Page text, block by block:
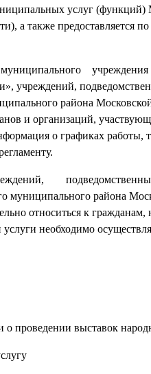
услуг (функций)
а также предоставляется
учреждения
учреждений,
района
и организаций,
о графиках работы,
района
относиться к гражданам,
необходимо
выставок